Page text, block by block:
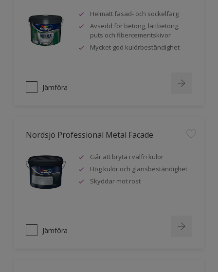
Helmatt fasad- och sockelfärg
Avsedd för betong, lättbetong,
puts och fibercementskivor
Mycket god kulörbeständighet
Jämföra
Nordsjö Professional Metal Facade
Går att bryta i valfri kulör
Hög kulör och glansbeständighet
Skyddar mot rost
Jämföra